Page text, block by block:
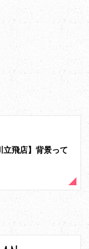
立飛店】背景って